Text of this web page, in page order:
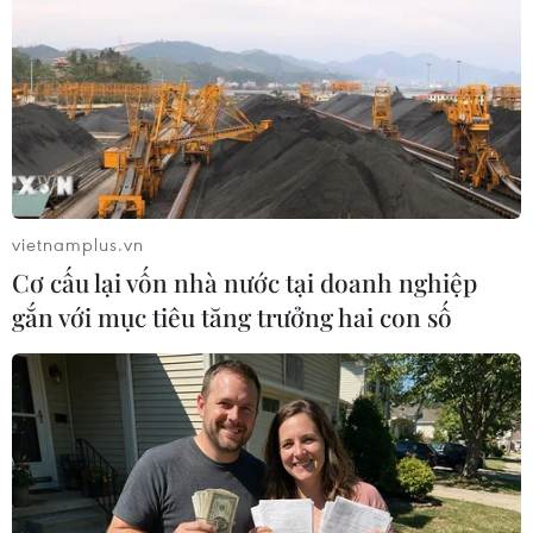
hàng theo thời gian thực (real-time) và kích hoạt
hành trình khách hàng đa kênh với tốc độ và
hiệu quả vượt trội so với các giải pháp thông
thường, Insider hiện cung cấp dịch vụ tại 40
quốc gia, trong đó có nhiều ngân hàng lớn trong
khu vực châu Á-Thái Bình Dương và đã triển
khai thành công cho nhiều ngân hàng, doanh
nghiệp bán lẻ lớn tại Việt Nam.
vietnamplus.vn
Cơ cấu lại vốn nhà nước tại doanh nghiệp
gắn với mục tiêu tăng trưởng hai con số